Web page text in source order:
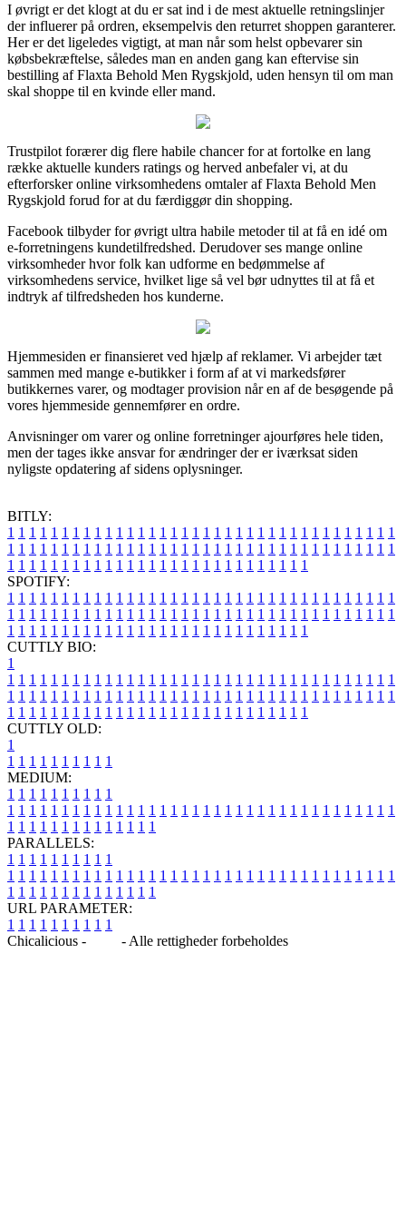
I øvrigt er det klogt at du er sat ind i de mest aktuelle retningslinjer
der influerer på ordren, eksempelvis den returret shoppen garanterer.
Her er det ligeledes vigtigt, at man når som helst opbevarer sin
købsbekræftelse, således man en anden gang kan eftervise sin
bestilling af Flaxta Behold Men Rygskjold, uden hensyn til om man
skal shoppe til en kvinde eller mand.
Trustpilot forærer dig flere habile chancer for at fortolke en lang
række aktuelle kunders ratings og herved anbefaler vi, at du
efterforsker online virksomhedens omtaler af Flaxta Behold Men
Rygskjold forud for at du færdiggør din shopping.
Facebook tilbyder for øvrigt ultra habile metoder til at få en idé om
e-forretningens kundetilfredshed. Derudover ses mange online
virksomheder hvor folk kan udforme en bedømmelse af
virksomhedens service, hvilket lige så vel bør udnyttes til at få et
indtryk af tilfredsheden hos kunderne.
Hjemmesiden er finansieret ved hjælp af reklamer. Vi arbejder tæt
sammen med mange e-butikker i form af at vi markedsfører
butikkernes varer, og modtager provision når en af de besøgende på
vores hjemmeside gennemfører en ordre.
Anvisninger om varer og online forretninger ajourføres hele tiden,
men der tages ikke ansvar for ændringer der er iværksat siden
nyligste opdatering af sidens oplysninger.
BITLY:
1 1 1 1 1 1 1 1 1 1 1 1 1 1 1 1 1 1 1 1 1 1 1 1 1 1 1 1 1 1 1 1 1 1 1 1
1 1 1 1 1 1 1 1 1 1 1 1 1 1 1 1 1 1 1 1 1 1 1 1 1 1 1 1 1 1 1 1 1 1 1 1
1 1 1 1 1 1 1 1 1 1 1 1 1 1 1 1 1 1 1 1 1 1 1 1 1 1 1 1
SPOTIFY:
1 1 1 1 1 1 1 1 1 1 1 1 1 1 1 1 1 1 1 1 1 1 1 1 1 1 1 1 1 1 1 1 1 1 1 1
1 1 1 1 1 1 1 1 1 1 1 1 1 1 1 1 1 1 1 1 1 1 1 1 1 1 1 1 1 1 1 1 1 1 1 1
1 1 1 1 1 1 1 1 1 1 1 1 1 1 1 1 1 1 1 1 1 1 1 1 1 1 1 1
CUTTLY BIO:
1
1 1 1 1 1 1 1 1 1 1 1 1 1 1 1 1 1 1 1 1 1 1 1 1 1 1 1 1 1 1 1 1 1 1 1 1
1 1 1 1 1 1 1 1 1 1 1 1 1 1 1 1 1 1 1 1 1 1 1 1 1 1 1 1 1 1 1 1 1 1 1 1
1 1 1 1 1 1 1 1 1 1 1 1 1 1 1 1 1 1 1 1 1 1 1 1 1 1 1 1
CUTTLY OLD:
1
1 1 1 1 1 1 1 1 1 1
MEDIUM:
1 1 1 1 1 1 1 1 1 1
1 1 1 1 1 1 1 1 1 1 1 1 1 1 1 1 1 1 1 1 1 1 1 1 1 1 1 1 1 1 1 1 1 1 1 1
1 1 1 1 1 1 1 1 1 1 1 1 1 1
PARALLELS:
1 1 1 1 1 1 1 1 1 1
1 1 1 1 1 1 1 1 1 1 1 1 1 1 1 1 1 1 1 1 1 1 1 1 1 1 1 1 1 1 1 1 1 1 1 1
1 1 1 1 1 1 1 1 1 1 1 1 1 1
URL PARAMETER:
1 1 1 1 1 1 1 1 1 1
Chicalicious -
- Alle rettigheder forbeholdes